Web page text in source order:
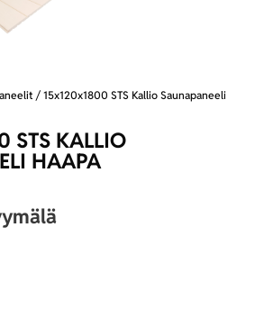
/ 15x120x1800 STS Kallio Saunapaneeli
STS KALLIO
HAAPA